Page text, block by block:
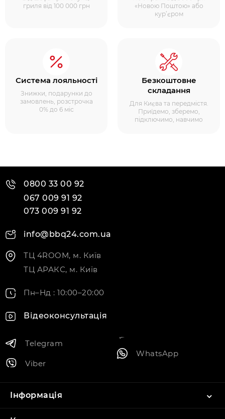
гриля від 100 000 грн
«Новою Поштою» або
кур’єром
Система лояльності
Знижки, подарунки до
замовлень, розстрочка
0% до 6 міс
Безкоштовне
складання
Для Києва та передмістя.
Приїдемо, зберемо,
підключимо, навчимо
0800 33 00 92
067 009 91 92
073 009 91 92
info@bbq24.com.ua
ТЦ 4ROOM, м. Київ
ТЦ АРАКС, м. Київ
Пн–Нд : 10:00–20:00
Відеоконсультація
Telegram
Viber
WhatsApp
Інформація